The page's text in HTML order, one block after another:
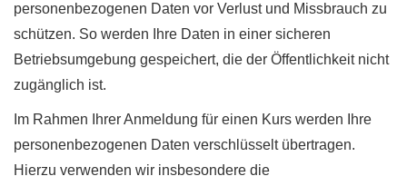
personenbezogenen Daten vor Verlust und Missbrauch zu
schützen. So werden Ihre Daten in einer sicheren
Betriebsumgebung gespeichert, die der Öffentlichkeit nicht
zugänglich ist.
Im Rahmen Ihrer Anmeldung für einen Kurs werden Ihre
personenbezogenen Daten verschlüsselt übertragen.
Hierzu verwenden wir insbesondere die